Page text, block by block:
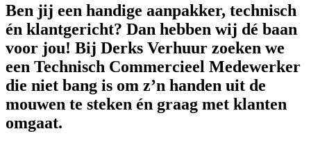
Ben jij een handige aanpakker, technisch
én klantgericht? Dan hebben wij dé baan
voor jou! Bij Derks Verhuur zoeken we
een Technisch Commercieel Medewerker
die niet bang is om z’n handen uit de
mouwen te steken én graag met klanten
omgaat.